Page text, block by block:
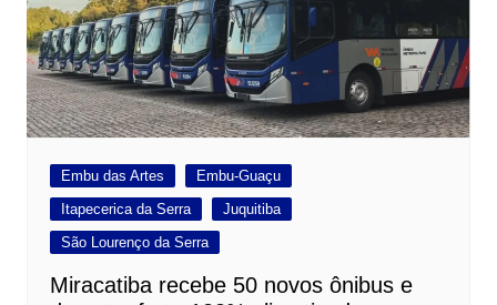
Embu das Artes
Embu-Guaçu
Itapecerica da Serra
Juquitiba
São Lourenço da Serra
Miracatiba recebe 50 novos ônibus e